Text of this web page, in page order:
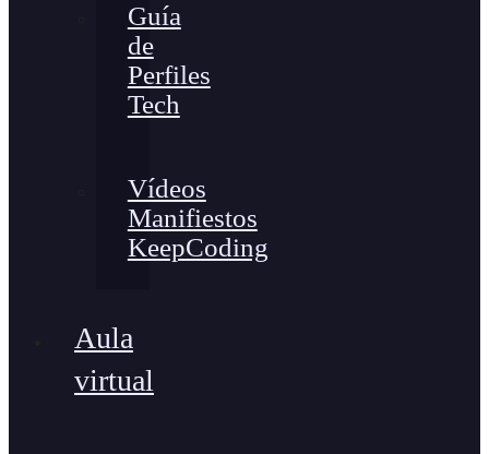
Guía
de
Perfiles
Tech
Vídeos
Manifiestos
KeepCoding
Aula
virtual